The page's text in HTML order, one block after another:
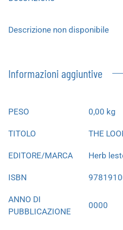
Descrizione non disponibile
Informazioni aggiuntive
PESO 0,00 kg
TITOLO THE
EDITORE/MARCA Herb
ISBN
ANNO DI
PUBBLICAZIONE
0000